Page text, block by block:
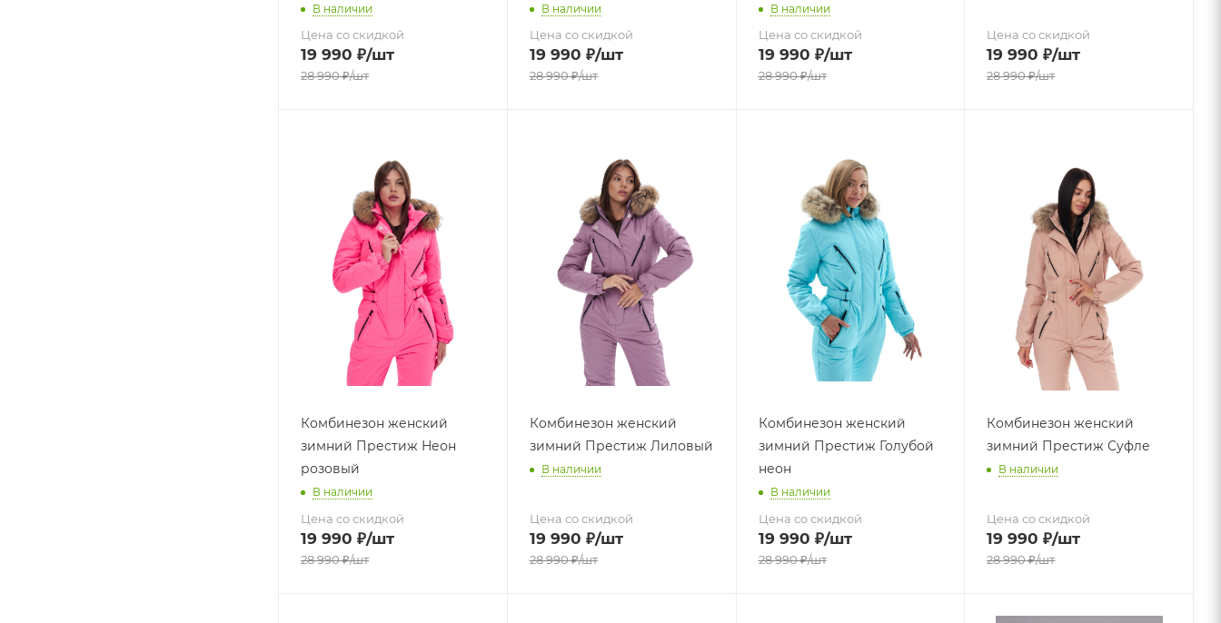
В наличии
Цена со скидкой
19 990 ₽/шт
28 990₽/шт
В наличии
Цена со скидкой
19 990 ₽/шт
28 990₽/шт
В наличии
Цена со скидкой
19 990 ₽/шт
28 990₽/шт
Цена со скидкой
19 990 ₽/шт
28 990₽/шт
Комбинезон женский
зимний Престиж Неон
розовый
В наличии
Цена со скидкой
19 990 ₽/шт
28 990₽/шт
Комбинезон женский
зимний Престиж Лиловый
В наличии
Цена со скидкой
19 990 ₽/шт
28 990₽/шт
Комбинезон женский
зимний Престиж Голубой
неон
В наличии
Цена со скидкой
19 990 ₽/шт
28 990₽/шт
Комбинезон женский
зимний Престиж Суфле
В наличии
Цена со скидкой
19 990 ₽/шт
28 990₽/шт